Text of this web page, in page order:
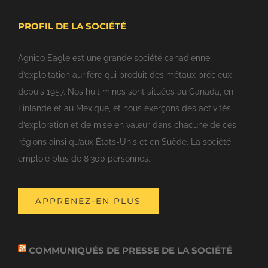
PROFIL DE LA SOCIÉTÉ
Agnico Eagle est une grande société canadienne
d’exploitation aurifère qui produit des métaux précieux
depuis 1957. Nos huit mines sont situées au Canada, en
Finlande et au Mexique, et nous exerçons des activités
d’exploration et de mise en valeur dans chacune de ces
régions ainsi qu’aux États-Unis et en Suède. La société
emploie plus de 8 300 personnes.
APPRENEZ-EN PLUS
COMMUNIQUÉS DE PRESSE DE LA SOCIÉTÉ